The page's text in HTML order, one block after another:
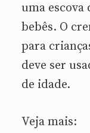
uma
bebês. O
para
deve ser
de idade.
Veja mais: